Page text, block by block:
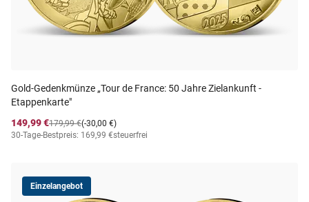
Gold-Gedenkmünze „Tour de France: 50 Jahre Zielankunft -
Etappenkarte"
149,99 €
(-30,00 €)
179,99 €
30-Tage-Bestpreis: 169,99 €steuerfrei
Einzelangebot